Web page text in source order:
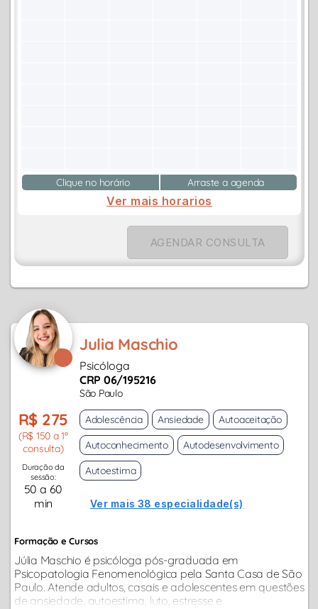
Clique no horário Arraste a agenda
Ver mais horarios
AGENDAR CONSULTA
Julia Maschio
Psicóloga
CRP 06/195216
São Paulo
R$ 275
(R$ 150 a 1ª
consulta)
Duração da
sessão:
50 a 60
min
Adolescência Ansiedade
Autoaceitação
Autoconhecimento
Autodesenvolvimento
Autoestima
Ver mais 38 especialidade(s)
Formação e Cursos
Júlia Maschio é psicóloga pós-graduada em
Psicopatologia Fenomenológica pela Santa Casa de São
Paulo. Atende adultos, casais e adolescentes em questões
de ansiedade, autoestima, luto, estresse e